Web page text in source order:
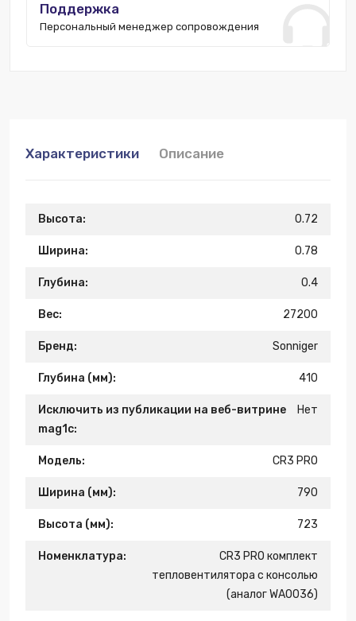
Поддержка
Персональный менеджер сопровождения
Характеристики Описание
Высота: 0.72
Ширина: 0.78
Глубина: 0.4
Вес: 27200
Бренд: Sonniger
Глубина (мм): 410
Исключить из публикации на веб-витрине
mag1c:
Нет
Модель: CR3 PRO
Ширина (мм): 790
Высота (мм): 723
Номенклатура:
CR3 PRO комплект
тепловентилятора с консолью
(аналог WA0036)